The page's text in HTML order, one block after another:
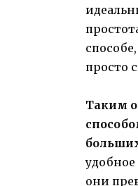
просто
Таким
они